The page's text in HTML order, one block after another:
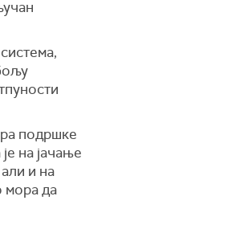
подршке
на јачање
и на
мора да